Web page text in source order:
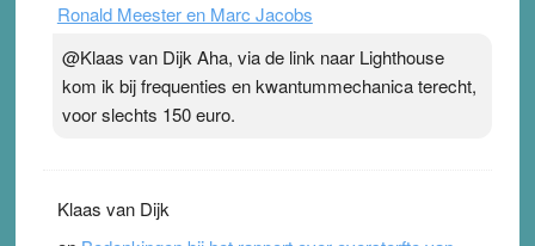
Ronald Meester en Marc Jacobs
@Klaas van Dijk Aha, via de link naar Lighthouse
kom ik bij frequenties en kwantummechanica terecht,
voor slechts 150 euro.
Klaas van Dijk